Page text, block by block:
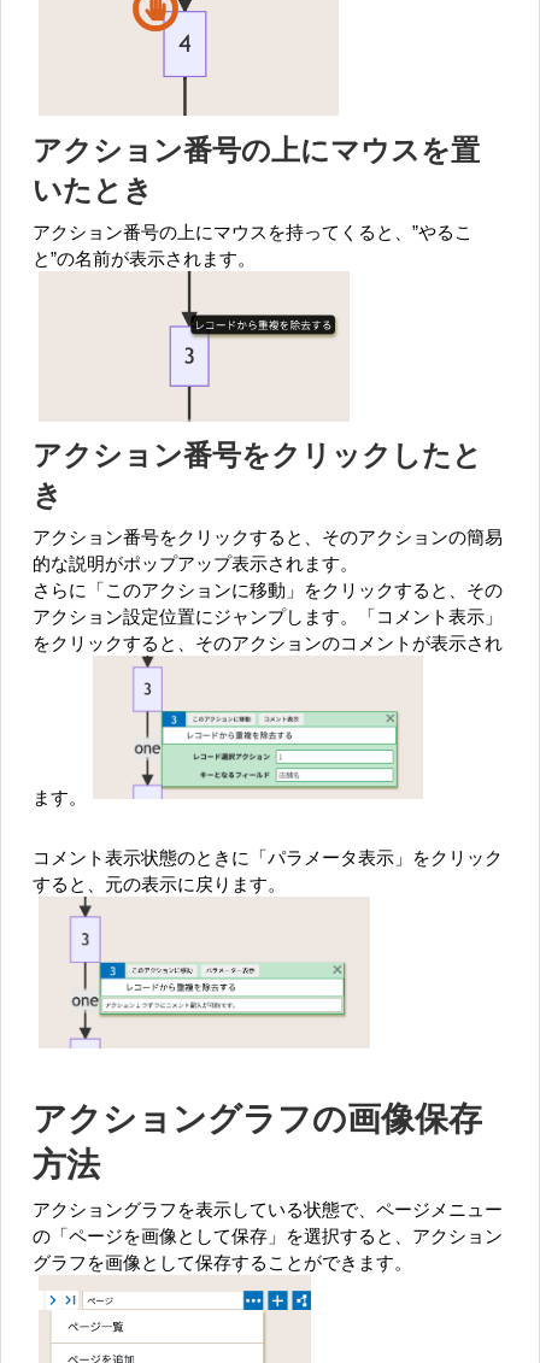
アクション番号の上にマウスを置
いたとき
アクション番号の上にマウスを持ってくると、”やるこ
と”の名前が表示されます。
アクション番号をクリックしたと
き
アクション番号をクリックすると、そのアクションの簡易
的な説明がポップアップ表示されます。
さらに「このアクションに移動」をクリックすると、その
アクション設定位置にジャンプします。「コメント表示」
をクリックすると、そのアクションのコメントが表示され
ます。
コメント表示状態のときに「パラメータ表示」をクリック
すると、元の表示に戻ります。
アクショングラフの画像保存
方法
アクショングラフを表示している状態で、ページメニュー
の「ページを画像として保存」を選択すると、アクション
グラフを画像として保存することができます。